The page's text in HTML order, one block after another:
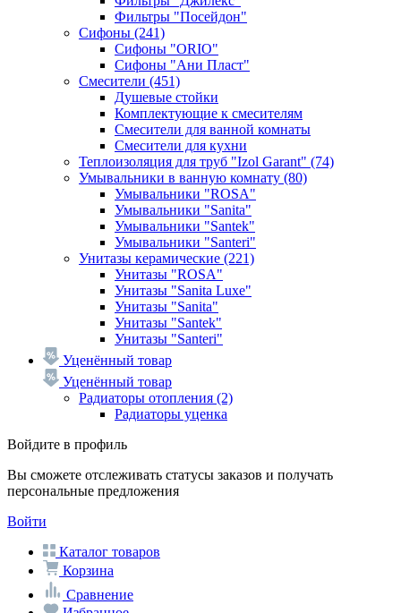
Фильтры "Посейдон"
Сифоны (241)
Сифоны "ORIO"
Сифоны "Ани Пласт"
Смесители (451)
Душевые стойки
Комплектующие к смесителям
Смесители для ванной комнаты
Смесители для кухни
Теплоизоляция для труб "Izol Garant" (74)
Умывальники в ванную комнату (80)
Умывальники "ROSA"
Умывальники "Sanita"
Умывальники "Santek"
Умывальники "Santeri"
Унитазы керамические (221)
Унитазы "ROSA"
Унитазы "Sanita Luxe"
Унитазы "Sanita"
Унитазы "Santek"
Унитазы "Santeri"
Уценённый товар
Уценённый товар
Радиаторы отопления (2)
Радиаторы уценка
Войдите в профиль
Вы сможете отслеживать статусы заказов и получать
персональные предложения
Войти
Каталог товаров
Корзина
Сравнение